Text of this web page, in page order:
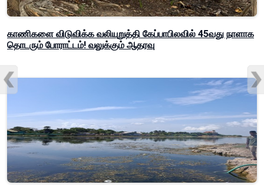
காணிகளை விடுவிக்க வலியுறுத்தி கேப்பாபிலவில் 45வது நாளாக
தொடரும் போராட்டம்! வலுக்கும் ஆதரவு